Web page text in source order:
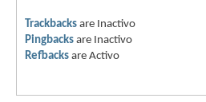
Trackbacks are Inactivo
Pingbacks are Inactivo
Refbacks are Activo